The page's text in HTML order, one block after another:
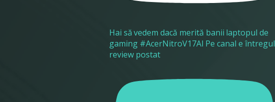
Hai să vedem dacă merită banii laptopul de
gaming #AcerNitroV17AI Pe canal e întregul
review postat